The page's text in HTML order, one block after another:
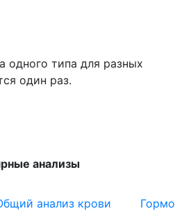
одного типа для разных
один раз.
анализы
анализ крови